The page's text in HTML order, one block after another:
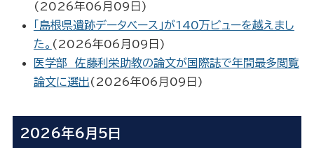
( 2026年06月09日 )
「島根県遺跡データベース」が140万ビューを越えまし
た。 ( 2026年06月09日 )
医学部 佐藤利栄助教の論文が国際誌で年間最多閲覧
論文に選出( 2026年06月09日 )
2026年6月5日